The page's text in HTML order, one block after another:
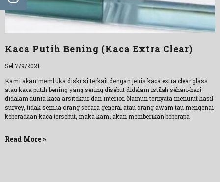
Kaca Putih Bening (Kaca Extra Clear)
Sel 7/9/2021
Kami akan membuka diskusi terkait dengan jenis kaca extra clear glass
atau kaca putih bening yang sering disebut didalam istilah sehari-hari
didalam dunia kaca arsitektur dan interior. Namun ternyata menurut hasil
survey, tidak semua orang secara general atau orang awam tau mengenai
keberadaan kaca tersebut, maka kami akan memberikan beberapa
Read More »